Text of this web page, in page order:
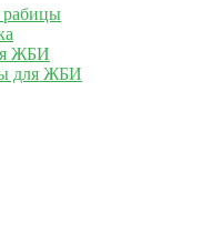
рабицы
ЖБИ
для ЖБИ